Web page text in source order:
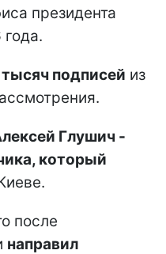
президента
подписей из
Глушич -
который
после
направил